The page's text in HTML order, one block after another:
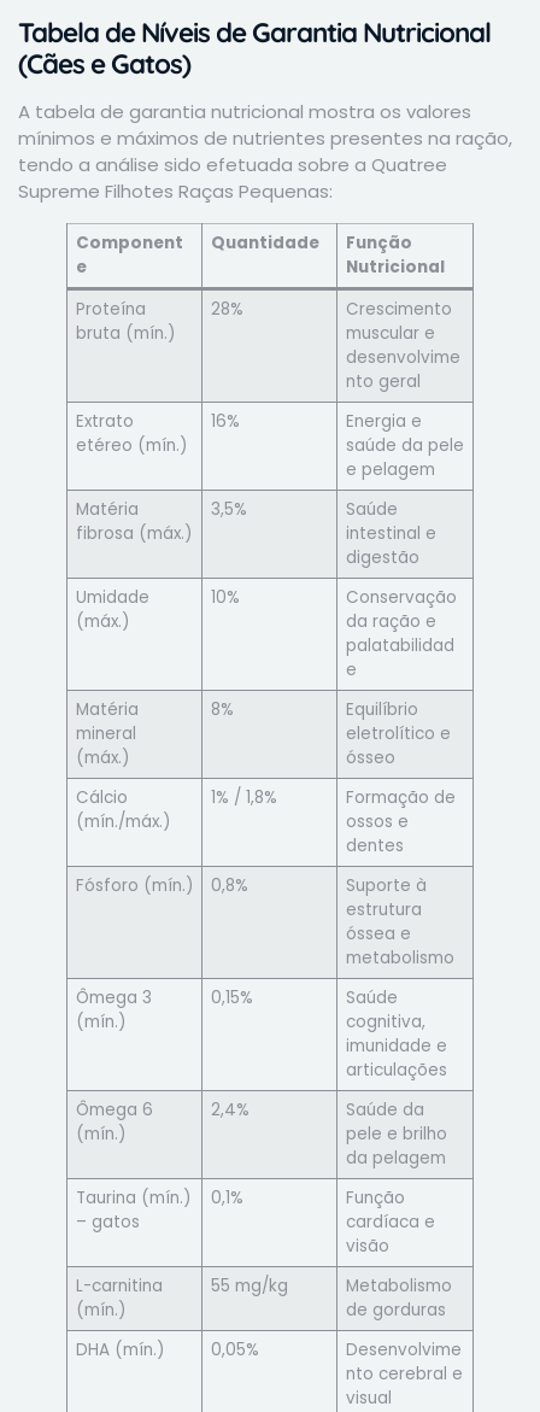
Tabela de Níveis de Garantia Nutricional
(Cães e Gatos)
A tabela de garantia nutricional mostra os valores
mínimos e máximos de nutrientes presentes na ração,
tendo a análise sido efetuada sobre a Quatree
Supreme Filhotes Raças Pequenas:
Component
e
Quantidade
Função
Nutricional
Proteína
bruta (mín.)
28%
Crescimento
muscular e
desenvolvime
nto geral
Extrato
etéreo (mín.)
16%
Energia e
saúde da pele
e pelagem
Matéria
fibrosa (máx.)
3,5%
Saúde
intestinal e
digestão
Umidade
(máx.)
10%
Conservação
da ração e
palatabilidad
e
Matéria
mineral
(máx.)
8%
Equilíbrio
eletrolítico e
ósseo
Cálcio
(mín./máx.)
1% / 1,8%
Formação de
ossos e
dentes
Fósforo (mín.)
0,8%
Suporte à
estrutura
óssea e
metabolismo
Ômega 3
(mín.)
0,15%
Saúde
cognitiva,
imunidade e
articulações
Ômega 6
(mín.)
2,4%
Saúde da
pele e brilho
da pelagem
Taurina (mín.)
– gatos
0,1%
Função
cardíaca e
visão
L-carnitina
(mín.)
55 mg/kg
Metabolismo
de gorduras
DHA (mín.)
0,05%
Desenvolvime
nto cerebral e
visual